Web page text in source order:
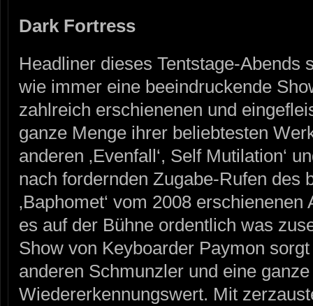
Dark Fortress
Headliner dieses Tentstage-Abends
wie immer eine beeindruckende
zahlreich erschienenen und
ganze Menge ihrer beliebtesten
anderen ‚Evenfall‘, Self Mutilation‘
nach fordernden Zugabe-Rufen des
‚Baphomet‘ vom 2008
es auf der Bühne ordentlich was
Show von Keyboarder Paymon
anderen Schmunzler und eine
Wiedererkennungswert. Mit